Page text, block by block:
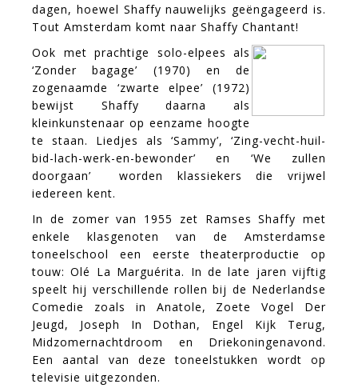
dagen, hoewel Shaffy nauwelijks geëngageerd is.
Tout Amsterdam komt naar Shaffy Chantant!
Ook met prachtige solo-elpees als
‘Zonder bagage’ (1970) en de
zogenaamde ‘zwarte elpee’ (1972)
bewijst Shaffy daarna als
kleinkunstenaar op eenzame hoogte
te staan. Liedjes als ‘Sammy’, ‘Zing-vecht-huil-
bid-lach-werk-en-bewonder’ en ‘We zullen
doorgaan’ worden klassiekers die vrijwel
iedereen kent.
In de zomer van 1955 zet Ramses Shaffy met
enkele klasgenoten van de Amsterdamse
toneelschool een eerste theaterproductie op
touw: Olé La Marguérita. In de late jaren vijftig
speelt hij verschillende rollen bij de Nederlandse
Comedie zoals in Anatole, Zoete Vogel Der
Jeugd, Joseph In Dothan, Engel Kijk Terug,
Midzomernachtdroom en Driekoningenavond.
Een aantal van deze toneelstukken wordt op
televisie uitgezonden.